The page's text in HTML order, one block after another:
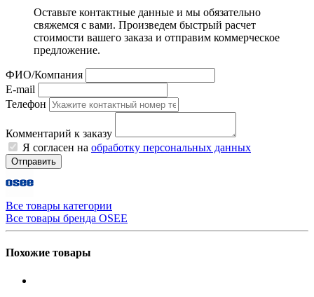
Оставьте контактные данные и мы обязательно
свяжемся с вами. Произведем быстрый расчет
стоимости вашего заказа и отправим коммерческое
предложение.
ФИО/Компания
E-mail
Телефон
Комментарий к заказу
Я согласен на обработку персональных данных
Отправить
Все товары категории
Все товары бренда OSEE
Похожие товары